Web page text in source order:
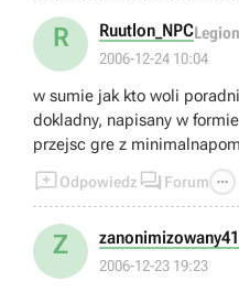
R Ruutlon_NPC
2006-12-24 10:04
w sumie jak kto woli poradnik cd projektu tez jest w miare
dokladny, napisany w
przejsc gre z
Odpowiedz  Forum 
Z
2006-12-23 19:23